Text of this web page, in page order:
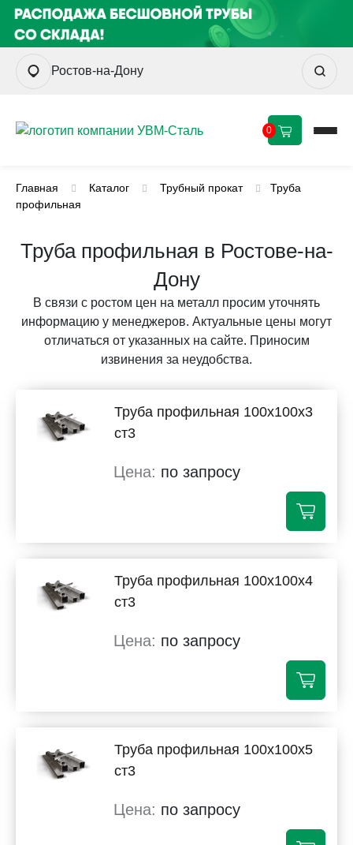
Ростов-на-Дону
0
Главная Каталог Трубный прокат
Труба
профильная
Труба профильная в Ростове-на-
Дону
В связи с ростом цен на металл просим уточнять
информацию у менеджеров. Актуальные цены могут
отличаться от указанных на сайте. Приносим
извинения за неудобства.
Труба профильная 100х100х3
ст3
по запросу
Труба профильная 100х100х4
ст3
по запросу
Труба профильная 100х100х5
ст3
по запросу